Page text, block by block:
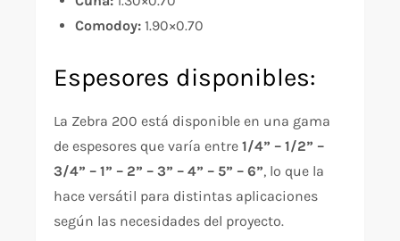
Comodoy: 1.90×0.70
Espesores disponibles:
La Zebra 200 está disponible en una gama
de espesores que varía entre1/4” – 1/2” –
3/4” – 1” – 2” – 3” – 4” – 5” – 6”, lo que la
hace versátil para distintas aplicaciones
según las necesidades del proyecto.